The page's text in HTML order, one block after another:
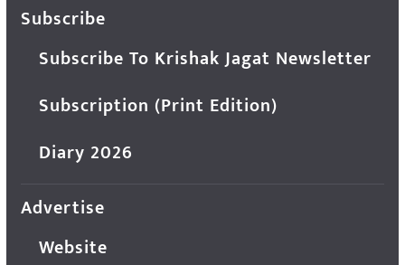
Subscribe
Subscribe To Krishak Jagat Newsletter
Subscription (Print Edition)
Diary 2026
Advertise
Website